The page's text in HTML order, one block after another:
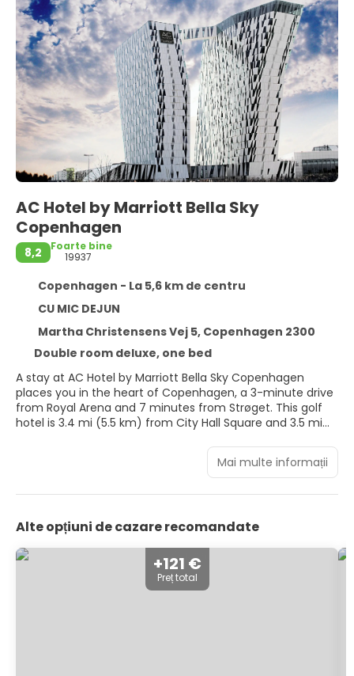
AC Hotel by Marriott Bella Sky
Copenhagen
8,2
Foarte bine
19937
Copenhagen - La 5,6 km de centru
CU MIC DEJUN
Martha Christensens Vej 5, Copenhagen 2300
Double room deluxe, one bed
A stay at AC Hotel by Marriott Bella Sky Copenhagen
places you in the heart of Copenhagen, a 3-minute drive
from Royal Arena and 7 minutes from Strøget. This golf
hotel is 3.4 mi (5.5 km) from City Hall Square and 3.5 mi
Take advantage of recreation opportunities including a
fitness center and bicycles to rent. Additional amenities
at this hotel include complimentary wireless internet
featuring minibars and LCD televisions. Complimentary
wireless internet access keeps you connected, and cable
programming is available for your entertainment. Partially
Mai multe informații
Alte opțiuni de cazare recomandate
+121 €
Preț total